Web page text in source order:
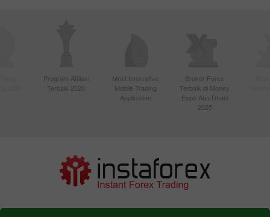
Program Afiliasi
Terbaik 2020
Most Innovative
Mobile Trading
Application
Broker Forex
Terbaik di Money
Expo Abu Dhabi
2025